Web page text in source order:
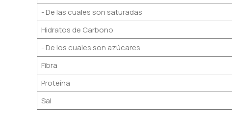
- De las cuales son saturadas
Hidratos de Carbono
- De los cuales son azúcares
Fibra
Proteína
Sal